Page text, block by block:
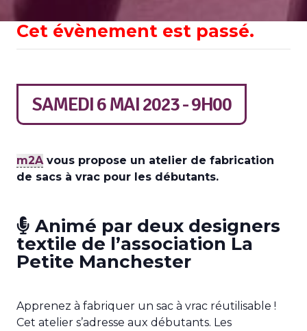
Cet évènement est passé.
SAMEDI 6 MAI 2023 - 9H00
m2Avous propose un atelier de fabrication
de sacs à vrac pour les débutants.
Animé par deux designers
textile de l’association La
Petite Manchester
Apprenez à fabriquer un sac à vrac réutilisable !
Cet atelier s’adresse aux débutants. Les